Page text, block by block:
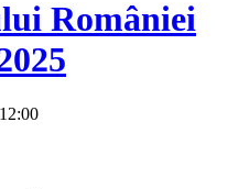
României